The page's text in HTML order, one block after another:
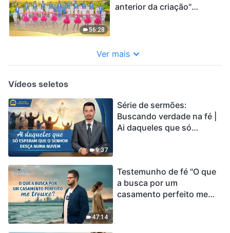
56:28
anterior da criação"
Ver mais
Vídeos seletos
9:37
Série de sermões:
Buscando verdade na fé |
Ai daqueles que só
47:14
Testemunho de fé "O que
a busca por um
casamento perfeito me